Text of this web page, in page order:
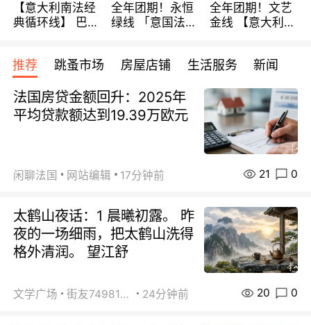
【意大利南法经
典循环线】 巴黎
宾馆 108欧/天起
全程756欧/位
全年团期！永恒
绿线 「意国法
欧/天起 ~包拼房
全年团期！文艺
金线 【意大利一
每周铁发！
推荐 跳蚤市场 房屋店铺 生活服务 新闻
法国房贷金额回升：2025年
平均贷款额达到19.39万欧元
闲聊法国 网站编辑 17分钟前 21 0
太鹤山夜话：1 晨曦初露。 昨
夜的一场细雨，把太鹤山洗得
格外清润。 望江舒
文学广场 街友74981146 24分钟前 20 0